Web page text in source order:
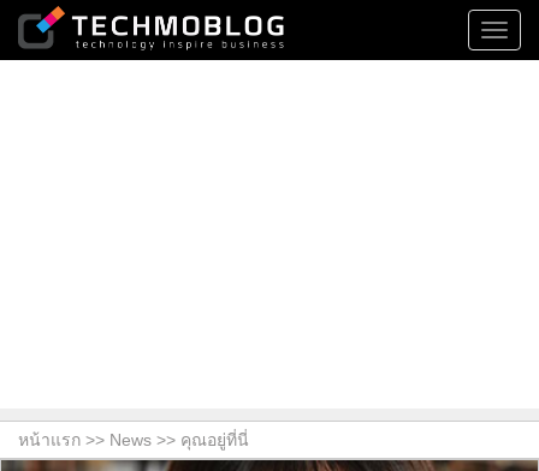
หน้าแรก >> News >> คุณอยู่ที่นี่